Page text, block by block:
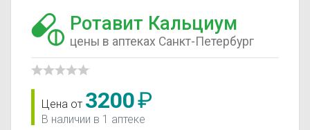
Ротавит Кальциум
цены в аптеках Санкт-Петербург
Цена от 3200₽
В наличии в 1 аптеке